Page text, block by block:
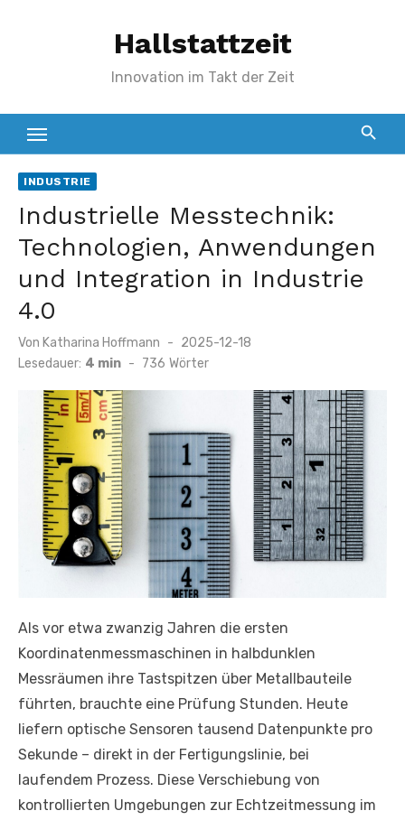
Hallstattzeit
Innovation im Takt der Zeit
INDUSTRIE
Industrielle Messtechnik:
Technologien, Anwendungen
und Integration in Industrie
4.0
Von Katharina Hoffmann
Veröffentlicht
am
2025-12-18
Lesedauer: 4 min - 736 Wörter
Als vor etwa zwanzig Jahren die ersten
Koordinatenmessmaschinen in halbdunklen
Messräumen ihre Tastspitzen über Metallbauteile
führten, brauchte eine Prüfung Stunden. Heute
liefern optische Sensoren tausend Datenpunkte pro
Sekunde – direkt in der Fertigungslinie, bei
laufendem Prozess. Diese Verschiebung von
kontrollierten Umgebungen zur Echtzeitmessung im